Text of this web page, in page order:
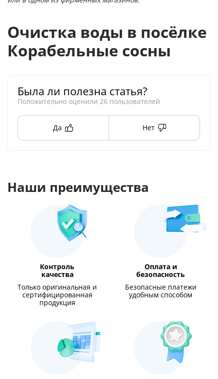
Очистка воды в посёлке
Корабельные сосны
Была ли полезна статья?
Положительно оценили 26 пользователей
Да Нет
Наши преимущества
Контроль
качества
Только оригинальная и
сертифицированная
продукция
Оплата и
безопасность
Безопасные платежи
удобным способом